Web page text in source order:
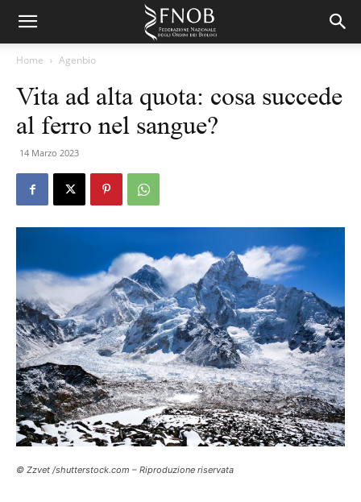
Home Agenbio
Vita ad alta quota: cosa succede
al ferro nel sangue?
14 Marzo 2023
© Zzvet /shutterstock.com – Riproduzione riservata